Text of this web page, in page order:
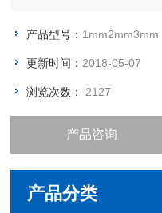
产品型号： 1mm2mm3mm
更新时间： 2018-05-07
浏览次数： 2127
产品咨询
产品分类